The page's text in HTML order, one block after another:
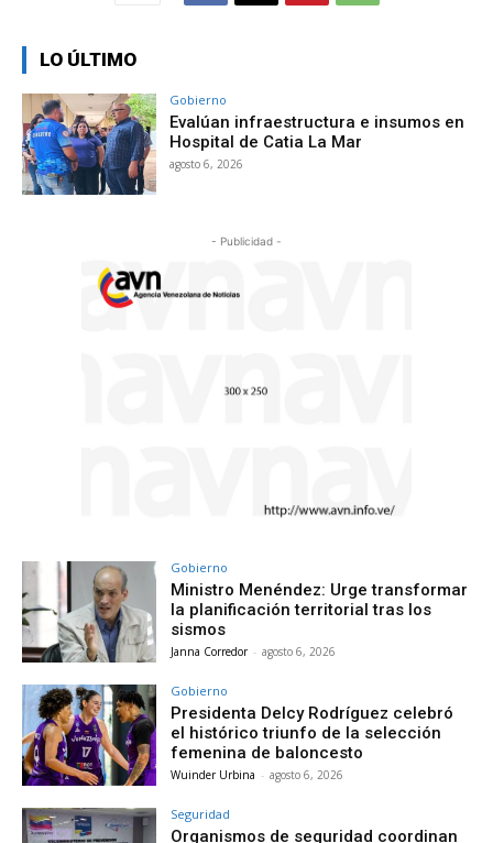
LO ÚLTIMO
Gobierno
Evalúan infraestructura e insumos en
Hospital de Catia La Mar
agosto 6, 2026
- Publicidad -
Gobierno
Ministro Menéndez: Urge transformar
la planificación territorial tras los
sismos
Janna Corredor - agosto 6, 2026
Gobierno
Presidenta Delcy Rodríguez celebró
el histórico triunfo de la selección
femenina de baloncesto
Wuinder Urbina - agosto 6, 2026
Seguridad
Organismos de seguridad coordinan